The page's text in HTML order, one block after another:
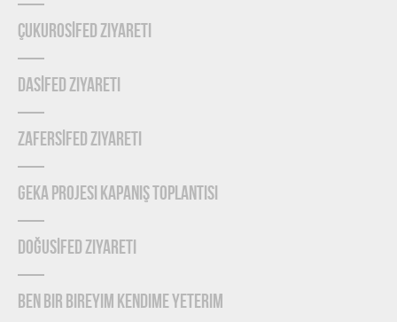
ÇUKUROSİFED Ziyareti
DASİFED Ziyareti
ZAFERSİFED Ziyareti
GEKA Projesi Kapanış Toplantısı
DOĞUSİFED Ziyareti
Ben Bir Bireyim Kendime Yeterim